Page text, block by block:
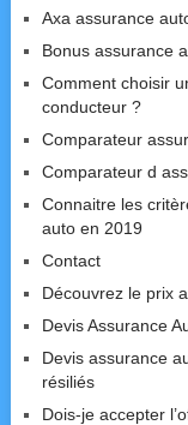
Axa assurance
Bonus assurance
Comment choisir
conducteur ?
Comparateur
Comparateur d
Connaitre les
auto en 2019
Contact
Découvrez le prix
Devis Assurance
Devis assurance
résiliés
Dois-je accepter